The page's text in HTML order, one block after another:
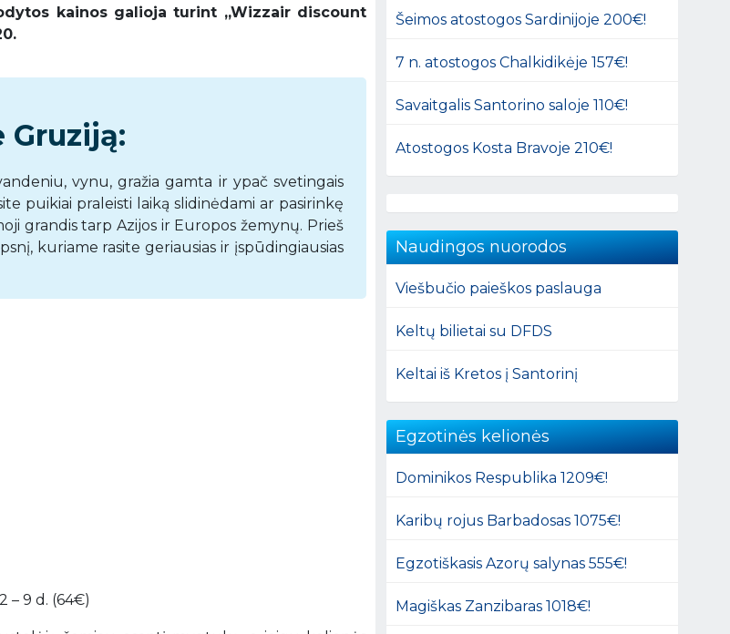
kainos galioja turint ,,Wizzair discount
Gruziją:
vynu, gražia gamta ir ypač svetingais
puikiai praleisti laiką slidinėdami ar pasirinkę
grandis tarp Azijos ir Europos žemynų. Prieš
kuriame rasite geriausias ir įspūdingiausias
9 d. (64€)
Šeimos atostogos Sardinijoje 200€!
7 n. atostogos Chalkidikėje 157€!
Savaitgalis Santorino saloje 110€!
Atostogos Kosta Bravoje 210€!
Naudingos nuorodos
Viešbučio paieškos paslauga
Keltų bilietai su DFDS
Keltai iš Kretos į Santorinį
Egzotinės kelionės
Dominikos Respublika 1209€!
Karibų rojus Barbadosas 1075€!
Egzotiškasis Azorų salynas 555€!
Magiškas Zanzibaras 1018€!